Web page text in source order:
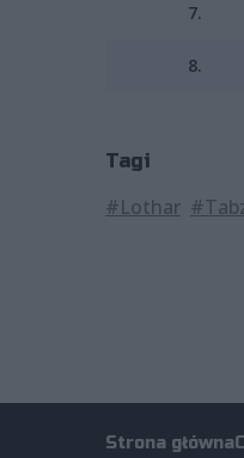
7.
8.
Tagi
#Lothar
Strona główna